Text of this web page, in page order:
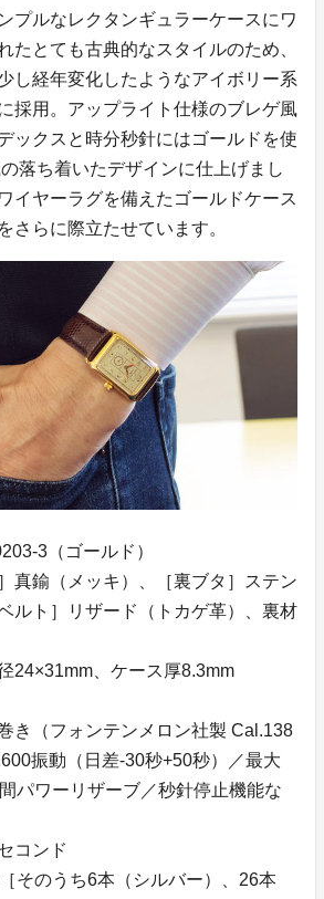
プルなレクタンギュラーケースにワ
たとても古典的なスタイルのため、
し経年変化したようなアイボリー系
採用。アップライト仕様のブレゲ風
ックスと時分秒針にはゴールドを使
落ち着いたデザインに仕上げまし
イヤーラグを備えたゴールドケース
さらに際立たせています。
3（ゴールド）
真鍮（メッキ）、［裏ブタ］ステン
ルト］リザード（トカゲ革）、裏材
24×31mm、ケース厚8.3mm
き（フォンテンメロン社製 Cal.138
振動（日差-30秒+50秒）／最大
パワーリザーブ／秒針停止機能な
コンド
そのうち6本（シルバー）、26本